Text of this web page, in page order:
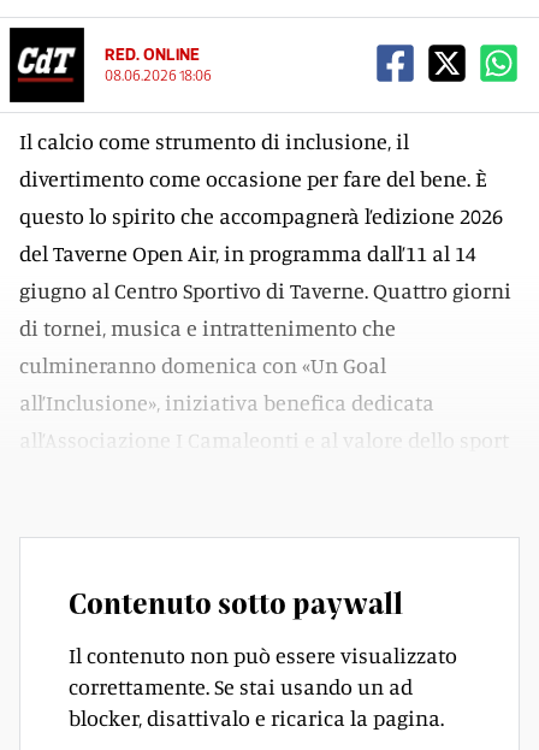
RED. ONLINE
08.06.2026 18:06
Il calcio come strumento di inclusione, il
divertimento come occasione per fare del bene. È
questo lo spirito che accompagnerà l’edizione 2026
del Taverne Open Air, in programma dall’11 al 14
giugno al Centro Sportivo di Taverne. Quattro giorni
di tornei, musica e intrattenimento che
culmineranno domenica con «Un Goal
all’Inclusione», iniziativa benefica dedicata
all’Associazione I Camaleonti e al valore dello sport
Contenuto sotto paywall
Il contenuto non può essere visualizzato
correttamente. Se stai usando un ad
blocker, disattivalo e ricarica la pagina.